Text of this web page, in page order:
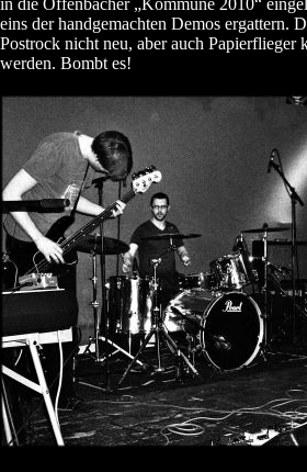
in die Offenbacher „Kommune 2010“
eins der handgemachten Demos ergattern.
Postrock nicht neu, aber auch Papierflieger
werden. Bombt es!